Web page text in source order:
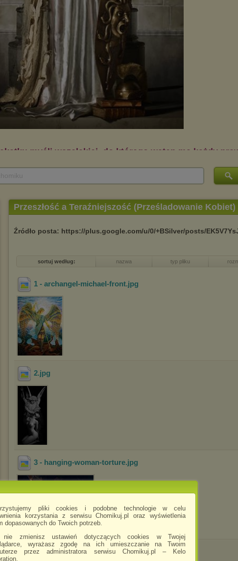
pliki cookies i podobne technologie w celu
korzystania z serwisu Chomikuj.pl oraz wyświetlenia
dopasowanych do Twoich potrzeb.
nie zmienisz ustawień dotyczących cookies w Twojej
wyrażasz zgodę na ich umieszczanie na Twoim
przez administratora serwisu Chomikuj.pl – Kelo
Przeszłość a Teraźniejszość (Prześladowanie Kobiet)
Źródło posta: https://plus.google.com/u/0/+BSilver/posts/
sortuj według: nazwa typ pliku
1 - archangel-michael-front.jpg
2.jpg
3 - hanging-woman-torture.jpg
4.jpg